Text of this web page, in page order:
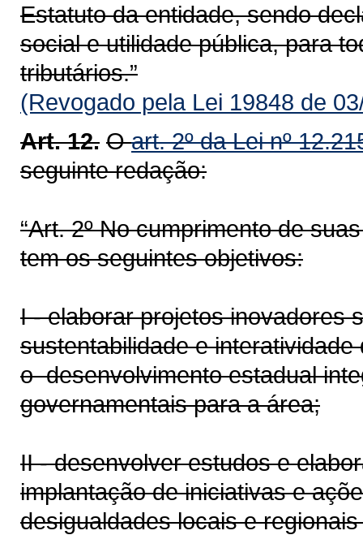
Estatuto da entidade, sendo
social e utilidade pública, para
tributários.”
(Revogado pela Lei 19848 de
Art. 12. Oart. 2º da Lei nº
seguinte redação:
“Art. 2º No cumprimento de
tem os seguintes objetivos:
I - elaborar projetos inovadores
sustentabilidade e
o desenvolvimento estadual
governamentais para a área;
II - desenvolver estudos e
implantação de iniciativas e
desigualdades locais e